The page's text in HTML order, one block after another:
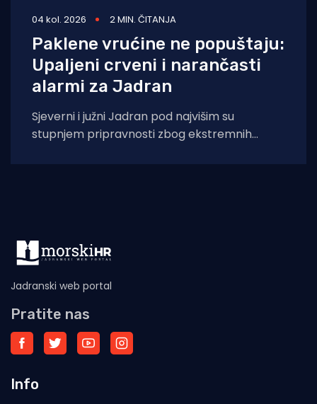
04 kol. 2026 2 MIN. ČITANJA
Paklene vrućine ne popuštaju:
Upaljeni crveni i narančasti
alarmi za Jadran
Sjeverni i južni Jadran pod najvišim su
stupnjem pripravnosti zbog ekstremnih
Jadranski web portal
Pratite nas
Info